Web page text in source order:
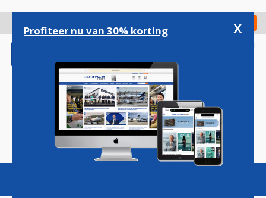
gaan
Check in
Magazine Podcasts Vacatures
Profiteer nu van 30% korting x